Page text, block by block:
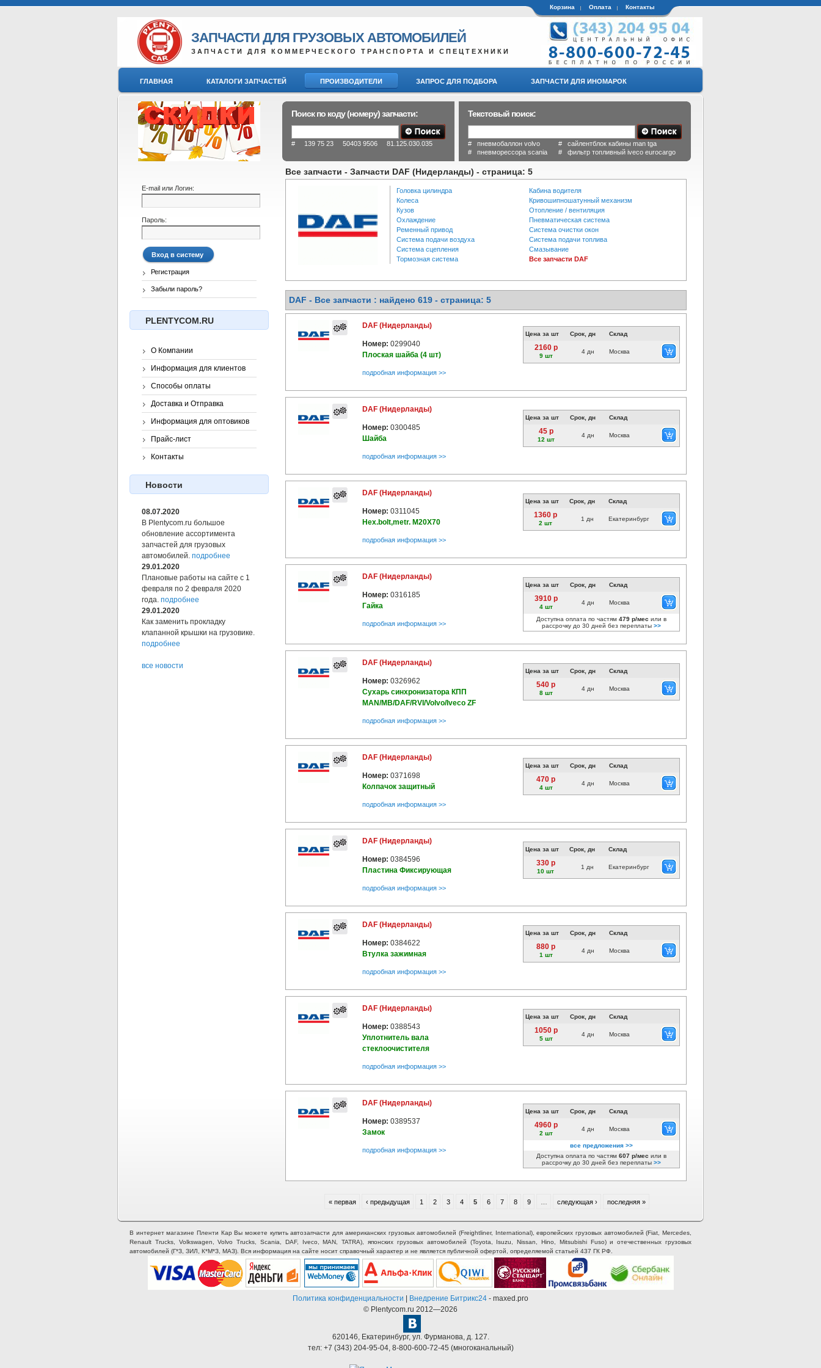
Корзина Оплата Контакты
ЗАПЧАСТИ ДЛЯ ГРУЗОВЫХ АВТОМОБИЛЕЙ
ЗАПЧАСТИ ДЛЯ КОММЕРЧЕСКОГО ТРАНСПОРТА И СПЕЦТЕХНИКИ
ГЛАВНАЯ КАТАЛОГИ ЗАПЧАСТЕЙ ПРОИЗВОДИТЕЛИ ЗАПРОС ДЛЯ ПОДБОРА ЗАПЧАСТИ ДЛЯ ИНОМАРОК
Поиск по коду (номеру) запчасти:
# 139 75 23 50403 9506 81.125.030.035
Текстовый поиск:
# пневмобаллон volvo # сайлентблок кабины man tga
# пневморессора scania # фильтр топливный iveco eurocargo
Все запчасти - Запчасти DAF (Нидерланды) - cтраница: 5
Головка цилиндра
Кабина водителя
Колеса
Кривошипношатунный механизм
Кузов
Отопление / вентиляция
Охлаждение
Пневматическая система
Ременный привод
Система очистки окон
Система подачи воздуха
Система подачи топлива
Система сцепления
Смазывание
Тормозная система
Все запчасти DAF
DAF - Все запчасти : найдено 619 - cтраница: 5
DAF (Нидерланды)
Номер: 0299040
Плоская шайба (4 шт)
подробная информация >>
Цена за шт Срок, дн Склад
2160 р
9 шт
4 дн Москва
DAF (Нидерланды)
Номер: 0300485
Шайба
подробная информация >>
Цена за шт Срок, дн Склад
45 р
12 шт
4 дн Москва
DAF (Нидерланды)
Номер: 0311045
Hex.bolt,metr. M20X70
подробная информация >>
Цена за шт Срок, дн Склад
1360 р
2 шт
1 дн Екатеринбург
DAF (Нидерланды)
Номер: 0316185
Гайка
подробная информация >>
Цена за шт Срок, дн Склад
3910 р
4 шт
4 дн Москва
Доступна оплата по частям 479 р/мес или в
рассрочку до 30 дней без переплаты >>
DAF (Нидерланды)
Номер: 0326962
Сухарь синхронизатора КПП
MAN/MB/DAF/RVI/Volvo/Iveco ZF
подробная информация >>
Цена за шт Срок, дн Склад
540 р
8 шт
4 дн Москва
DAF (Нидерланды)
Номер: 0371698
Колпачок защитный
подробная информация >>
Цена за шт Срок, дн Склад
470 р
4 шт
4 дн Москва
DAF (Нидерланды)
Номер: 0384596
Пластина Фиксирующая
подробная информация >>
Цена за шт Срок, дн Склад
330 р
10 шт
1 дн Екатеринбург
DAF (Нидерланды)
Номер: 0384622
Втулка зажимная
подробная информация >>
Цена за шт Срок, дн Склад
880 р
1 шт
4 дн Москва
DAF (Нидерланды)
Номер: 0388543
Уплотнитель вала
стеклоочистителя
подробная информация >>
Цена за шт Срок, дн Склад
1050 р
5 шт
4 дн Москва
DAF (Нидерланды)
Номер: 0389537
Замок
подробная информация >>
Цена за шт Срок, дн Склад
4960 р
2 шт
4 дн Москва
все предложения >>
Доступна оплата по частям 607 р/мес или в
рассрочку до 30 дней без переплаты >>
« первая ‹ предыдущая 1 2 3 4 5 6 7 8 9 следующая › последняя »
E-mail или Логин:
Пароль:
Регистрация
Забыли пароль?
PLENTYCOM.RU
О Компании
Информация для клиентов
Способы оплаты
Доставка и Отправка
Информация для оптовиков
Прайс-лист
Контакты
Новости
08.07.2020
В Plentycom.ru большое
обновление ассортимента
запчастей для грузовых
автомобилей. подробнее
29.01.2020
Плановые работы на сайте с 1
февраля по 2 февраля 2020
года. подробнее
29.01.2020
Как заменить прокладку
клапанной крышки на грузовике.
подробнее
все новости
В интернет магазине Пленти Кар Вы можете купить автозапчасти для американских грузовых автомобилей (Freightliner, International), европейских грузовых автомобилей (Fiat, Mercedes,
Renault Trucks, Volkswagen, Volvo Trucks, Scania, DAF, Iveco, MAN, TATRA), японских грузовых автомобилей (Toyota, Isuzu, Nissan, Hino, Mitsubishi Fuso) и отечественных грузовых
автомобилей (Г*З, ЗИЛ, К*М*З, МАЗ). Вся информация на сайте носит справочный характер и не является публичной офертой, определяемой статьей 437 ГК РФ.
Политика конфиденциальности Внедрение Битрикс24 - maxed.pro
© Plentycom.ru 2012—2026
620146, Екатеринбург, ул. Фурманова, д. 127.
тел: +7 (343) 204-95-04, 8-800-600-72-45 (многоканальный)